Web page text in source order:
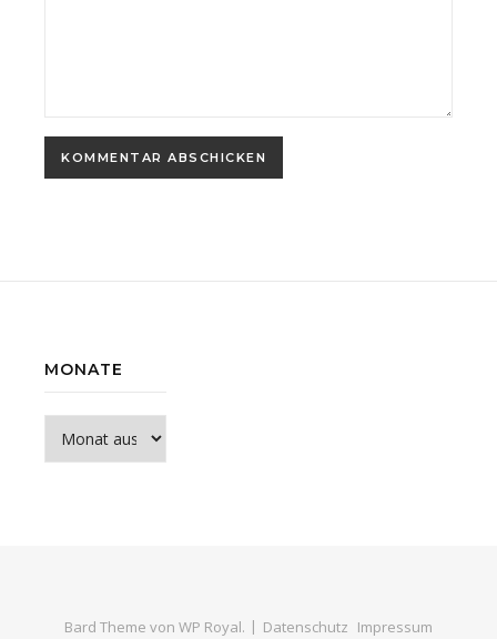
MONATE
Bard Theme von WP Royal. Datenschutz Impressum